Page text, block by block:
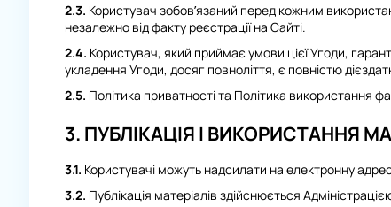
2.3. Користувач зобов’язаний перед кожним
незалежно від факту реєстрації на Сайті.
2.4. Користувач, який приймає умови цієї Угоди,
укладення Угоди, досяг повноліття, є повністю
2.5. Політика приватності та Політика використання
3. ПУБЛІКАЦІЯ І ВИКОРИСТАННЯ
3.1. Користувачі можуть надсилати на електронну
3.2. Публікація матеріалів здійснюється